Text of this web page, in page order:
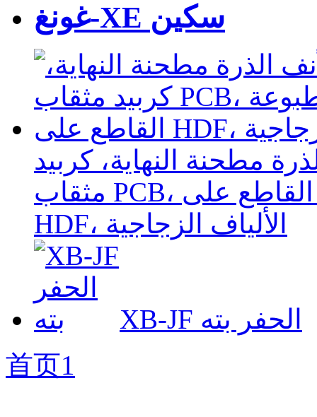
غونغ-XE سكين
مطحنة النهاية، كربيد
مثقاب PCB، اللوحات الإلكترونية المطبوعة القاطع على
HDF، الألياف الزجاجية
XB-JF الحفر بته
首页1